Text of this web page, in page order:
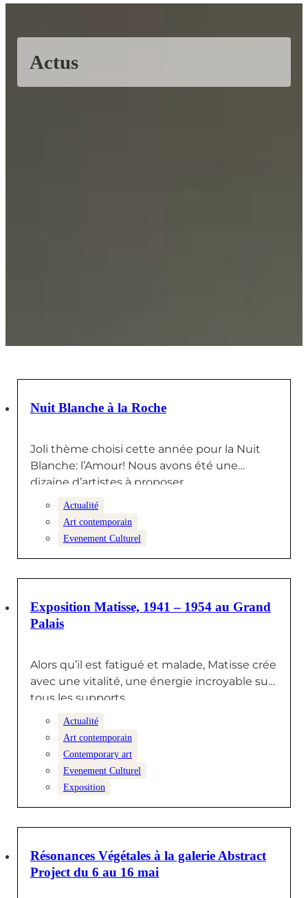
Actus
12 JUIN 2026
Nuit Blanche à la Roche
Joli thème choisi cette année pour la Nuit
Blanche: l’Amour! Nous avons été une
dizaine d’artistes à proposer…
Actualité
Art contemporain
Evenement Culturel
23 MAI 2026
Exposition Matisse, 1941 – 1954 au Grand
Palais
Alors qu’il est fatigué et malade, Matisse crée
avec une vitalité, une énergie incroyable sur
tous les supports…
Actualité
Art contemporain
Contemporary art
Evenement Culturel
Exposition
12 MAI 2026
Résonances Végétales à la galerie Abstract
Project du 6 au 16 mai